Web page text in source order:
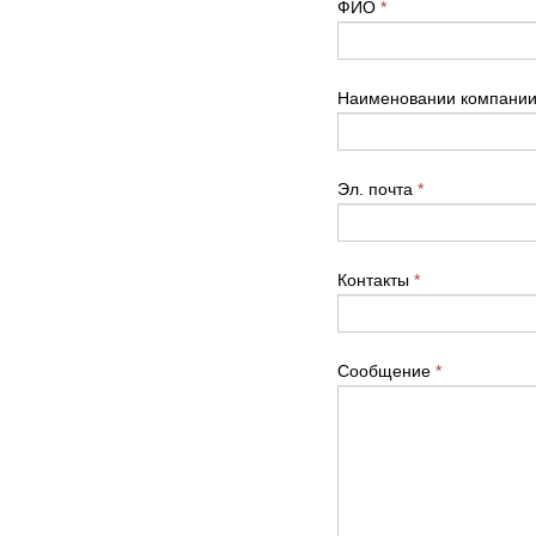
ФИО *
Наименовании компании
Эл. почта *
Контакты *
Сообщение *